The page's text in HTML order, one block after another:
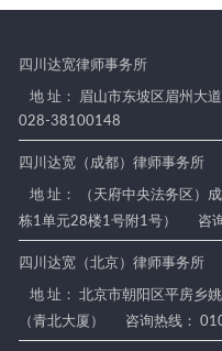
四川达宽律师事务所
地 址： 眉山市东坡区眉州大
028-38100148
四川达宽（成都）律师事务所
地 址： （天府中央法务区）
栋1单元28楼1号附1号）
咨
四川达宽（北京）律师事务所
地 址： 北京市朝阳区平房乡
（青北大厦）
咨询热线：